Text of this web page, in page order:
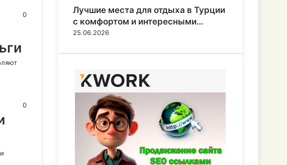
0
0
Лучшие места для отдыха в Турции
с комфортом и интересными…
25.06.2026